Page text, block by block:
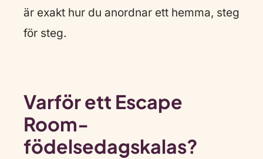
är exakt hur du anordnar ett hemma, steg
för steg.
Varför ett Escape
Room-
födelsedagskalas?